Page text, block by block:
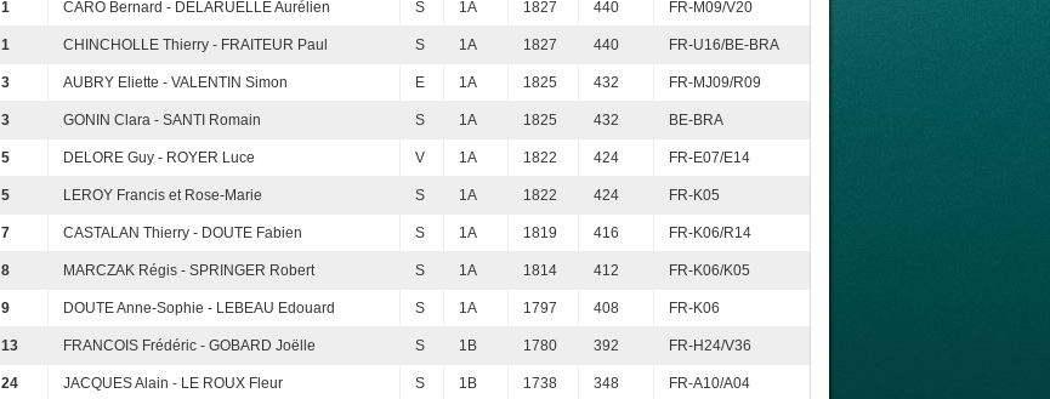
1 CARO Bernard - DELARUELLE Aurélien S 1A 1827 440 FR-M09/V20
1 CHINCHOLLE Thierry - FRAITEUR Paul S 1A 1827 440 FR-U16/BE-BRA
3 AUBRY Eliette - VALENTIN Simon E 1A 1825 432 FR-MJ09/R09
3 GONIN Clara - SANTI Romain S 1A 1825 432 BE-BRA
5 DELORE Guy - ROYER Luce V 1A 1822 424 FR-E07/E14
5 LEROY Francis et Rose-Marie S 1A 1822 424 FR-K05
7 CASTALAN Thierry - DOUTE Fabien S 1A 1819 416 FR-K06/R14
8 MARCZAK Régis - SPRINGER Robert S 1A 1814 412 FR-K06/K05
9 DOUTE Anne-Sophie - LEBEAU Edouard S 1A 1797 408 FR-K06
13 FRANCOIS Frédéric - GOBARD Joëlle S 1B 1780 392 FR-H24/V36
24 JACQUES Alain - LE ROUX Fleur S 1B 1738 348 FR-A10/A04